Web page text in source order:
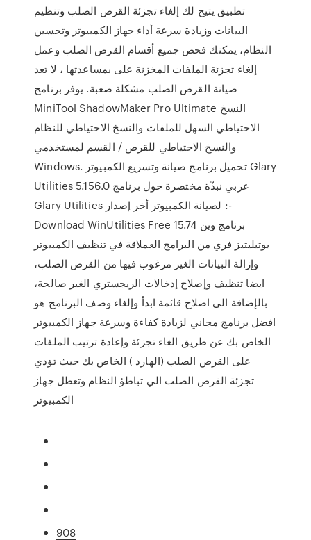
تطبيق يتيح لك إلغاء تجزئة القرص الصلب وتنظيم
البيانات وزيادة سرعة أداء جهاز الكمبيوتر وتحسين
النظام، يمكنك فحص جميع أقسام القرص الصلب وعمل
إلغاء تجزئة الملفات المخزنة على بمساعدتها ، لا تعد
صيانة القرص الصلب مشكلة صعبة. يوفر برنامج
MiniTool ShadowMaker Pro Ultimate النسخ
الاحتياطي السهل للملفات والنسخ الاحتياطي للنظام
والنسخ الاحتياطي للقرص / القسم لمستخدمي
Windows. تحميل برنامج صيانة وتسريع الكمبيوتر Glary
Utilities 5.156.0 عربي نبذّة مختصرة حول برنامج
Glary Utilities لصيانة الكمبيوتر أخر إصدار :-
Download WinUtilities Free 15.74 برنامج وين
يوتيليتيز فري من البرامج العملاقة في تنظيف الكمبيوتر
وإزالة البيانات الغير مرغوب فيها من القرص الصلب،
ايضا تنظيف وإصلاح إدخالات الريجستري الغير صالحة،
بالإضافة الى اصلاح قائمة ابدأ وإلغاء وصف البرنامج هو
افضل برنامج مجاني لزيادة كفاءة وسرعة جهاز الكمبيوتر
الخاص بك عن طريق الغاء تجزئة وإعادة ترتيب الملفات
على القرص الصلب (الهارد ) الخاص بك حيث تؤدي
تجزئة القرص الصلب الي تباطؤ النظام وتعطل جهاز
الكمبيوتر
908